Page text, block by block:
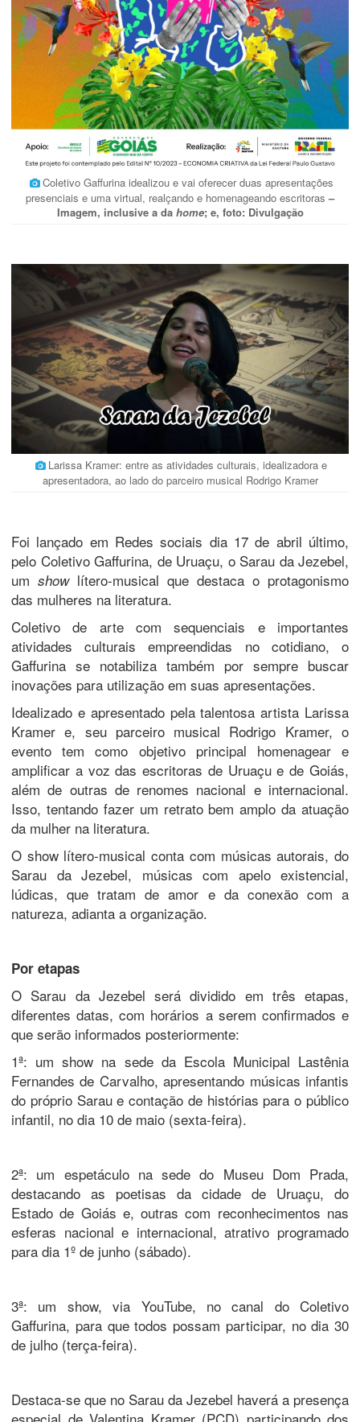
Coletivo Gaffurina idealizou e vai oferecer duas apresentações
presenciais e uma virtual, realçando e homenageando escritoras –
Imagem, inclusive a da home; e, foto: Divulgação
Larissa Kramer: entre as atividades culturais, idealizadora e
apresentadora, ao lado do parceiro musical Rodrigo Kramer
Foi lançado em Redes sociais dia 17 de abril último,
pelo Coletivo Gaffurina, de Uruaçu, o Sarau da Jezebel,
um showlítero-musical que destaca o protagonismo
das mulheres na literatura.
Coletivo de arte com sequenciais e importantes
atividades culturais empreendidas no cotidiano, o
Gaffurina se notabiliza também por sempre buscar
inovações para utilização em suas apresentações.
Idealizado e apresentado pela talentosa artista Larissa
Kramer e, seu parceiro musical Rodrigo Kramer, o
evento tem como objetivo principal homenagear e
amplificar a voz das escritoras de Uruaçu e de Goiás,
além de outras de renomes nacional e internacional.
Isso, tentando fazer um retrato bem amplo da atuação
da mulher na literatura.
O show lítero-musical conta com músicas autorais, do
Sarau da Jezebel, músicas com apelo existencial,
lúdicas, que tratam de amor e da conexão com a
natureza, adianta a organização.
Por etapas
O Sarau da Jezebel será dividido em três etapas,
diferentes datas, com horários a serem confirmados e
que serão informados posteriormente:
1ª: um show na sede da Escola Municipal Lastênia
Fernandes de Carvalho, apresentando músicas infantis
do próprio Sarau e contação de histórias para o público
infantil, no dia 10 de maio (sexta-feira).
2ª: um espetáculo na sede do Museu Dom Prada,
destacando as poetisas da cidade de Uruaçu, do
Estado de Goiás e, outras com reconhecimentos nas
esferas nacional e internacional, atrativo programado
para dia 1º de junho (sábado).
3ª: um show, via YouTube, no canal do Coletivo
Gaffurina, para que todos possam participar, no dia 30
de julho (terça-feira).
Destaca-se que no Sarau da Jezebel haverá a presença